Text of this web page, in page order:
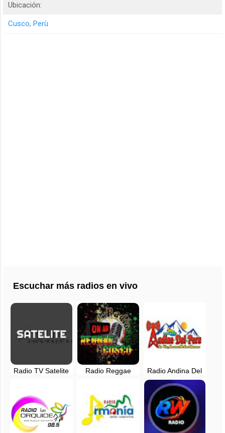
Ubicación:
Cusco, Perù
Escuchar más radios en vivo
Radio TV Satelite
Radio Reggae
Radio Andina Del
Peru - Velille -
Chumbivillcas -
Cusco, Peru